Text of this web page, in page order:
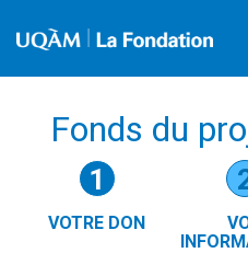
Fonds du
Étapes
formulaire
1
VOTRE DON